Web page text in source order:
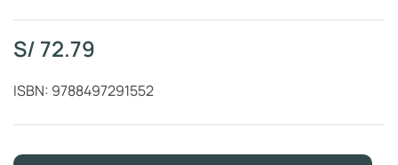
S/ 72.79
ISBN: 9788497291552